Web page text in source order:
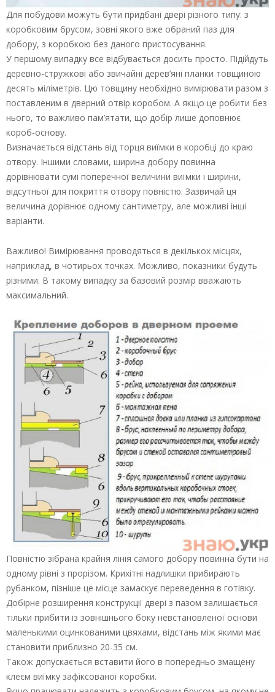
Для побудови можуть бути придбані двері різного типу: з
коробковим брусом, зовні якого вже обраний паз для
добору, з коробкою без даного пристосування.
У першому випадку все відбувається досить просто. Підійдуть
деревно-стружкові або звичайні дерев’яні планки товщиною
десять міліметрів. Цю товщину необхідно вимірювати разом з
поставленим в дверний отвір коробом. А якщо це робити без
нього, то важливо пам’ятати, що добір лише доповнює
короб-основу.
Визначається відстань від торця виїмки в коробці до краю
отвору. Іншими словами, ширина добору повинна
дорівнювати сумі поперечної величини виїмки і ширини,
відсутньої для покриття отвору повністю. Зазвичай ця
величина дорівнює одному сантиметру, але можливі інші
варіанти.
Важливо! Вимірювання проводяться в декількох місцях,
наприклад, в чотирьох точках. Можливо, показники будуть
різними. В такому випадку за базовий розмір вважають
максимальний.
Повністю зібрана крайня лінія самого добору повинна бути на
одному рівні з прорізом. Крихітні надлишки прибирають
рубанком, пізніше це місце замаскує переведення в готівку.
Добірне розширення конструкції двері з пазом залишається
тільки прибити із зовнішнього боку невстановленої основи
маленькими оцинкованими цвяхами, відстань між якими має
становити приблизно 20-35 см.
Також допускається вставити його в попередньо змащену
клеєм виїмку зафіксованої коробки.